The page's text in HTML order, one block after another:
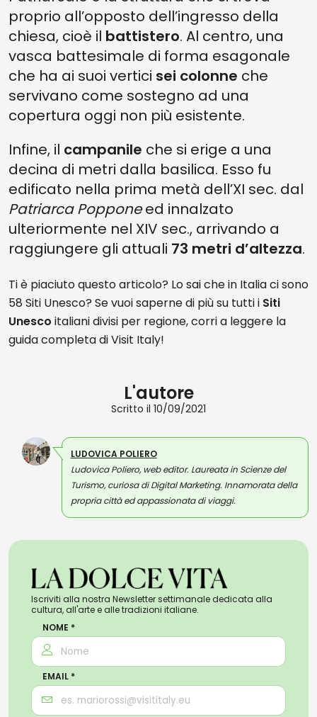
proprio all’opposto dell’ingresso della
chiesa, cioè il battistero. Al centro, una
vasca battesimale di forma esagonale
che ha ai suoi vertici sei colonne che
servivano come sostegno ad una
copertura oggi non più esistente.
Infine, il campanile che si erige a una
decina di metri dalla basilica. Esso fu
edificato nella prima metà dell’XI sec. dal
Patriarca Popponeed innalzato
ulteriormente nel XIV sec., arrivando a
raggiungere gli attuali 73 metri d’altezza.
Ti è piaciuto questo articolo? Lo sai che in Italia ci sono
58 Siti Unesco? Se vuoi saperne di più su tutti i Siti
Unesco italiani divisi per regione, corri a leggere la
guida completa di Visit Italy!
L'autore
Scritto il 10/09/2021
LUDOVICA POLIERO
Ludovica Poliero, web editor. Laureata in Scienze del
Turismo, curiosa di Digital Marketing. Innamorata della
propria città ed appassionata di viaggi.
Iscriviti alla nostra Newsletter settimanale dedicata alla
cultura, all'arte e alle tradizioni italiane.
NOME *
EMAIL *